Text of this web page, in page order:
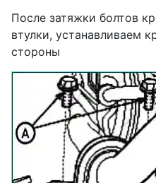
После затяжки болтов
втулки, устанавливаем
стороны